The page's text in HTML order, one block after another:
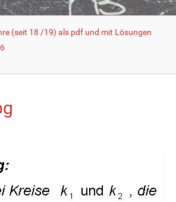
(seit 18 /19) als pdf und mit Lösungen